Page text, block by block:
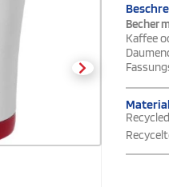
Becher
Kaffee
Material